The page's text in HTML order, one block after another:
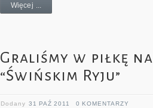
Więcej ...
Graliśmy w piłkę na
“Świńskim Ryju”
Dodany 31 PAŹ 2011 0 KOMENTARZY